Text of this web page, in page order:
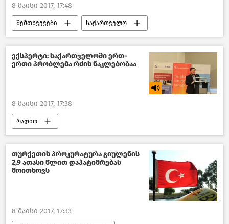
8 მაისი 2017, 17:48
შემთხვევები საქართველო
ექსპერტი: საქართველოში ერთ-
ერთი პრობლემა რძის ნაკლებობაა
8 მაისი 2017, 17:38
რადიო
თურქეთის პროკურატურა გიულენის
2,9 ათასი წლით დაპატიმრებას
მოითხოვს
8 მაისი 2017, 17:33